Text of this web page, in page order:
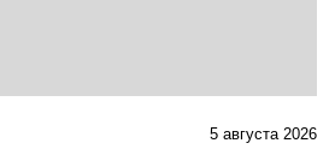
5 августа 2026